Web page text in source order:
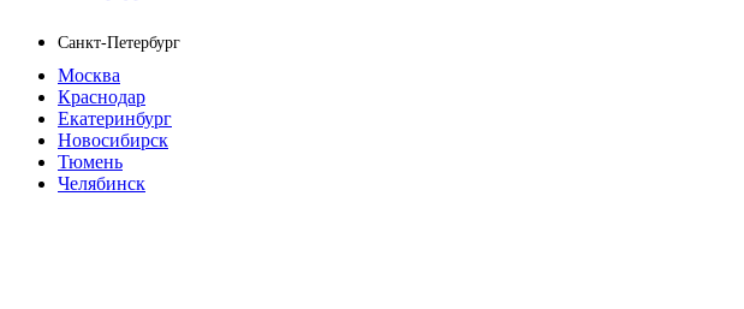
Санкт-Петербург
Москва
Краснодар
Екатеринбург
Новосибирск
Тюмень
Челябинск